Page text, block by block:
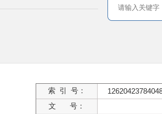
索 引 号：
文 号：